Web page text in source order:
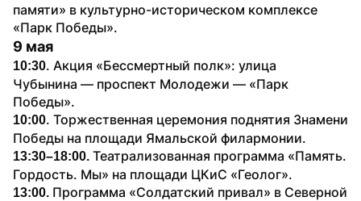
памяти» в культурно-историческом комплексе
«Парк Победы».
9 мая
10:30. Акция «Бессмертный полк»: улица
Чубынина — проспект Молодежи — «Парк
Победы».
10:00. Торжественная церемония поднятия Знамени
Победы на площади Ямальской филармонии.
13:30–18:00. Театрализованная программа «Память.
Гордость. Мы» на площади ЦКиС «Геолог».
13:00. Программа «Солдатский привал» в Северной